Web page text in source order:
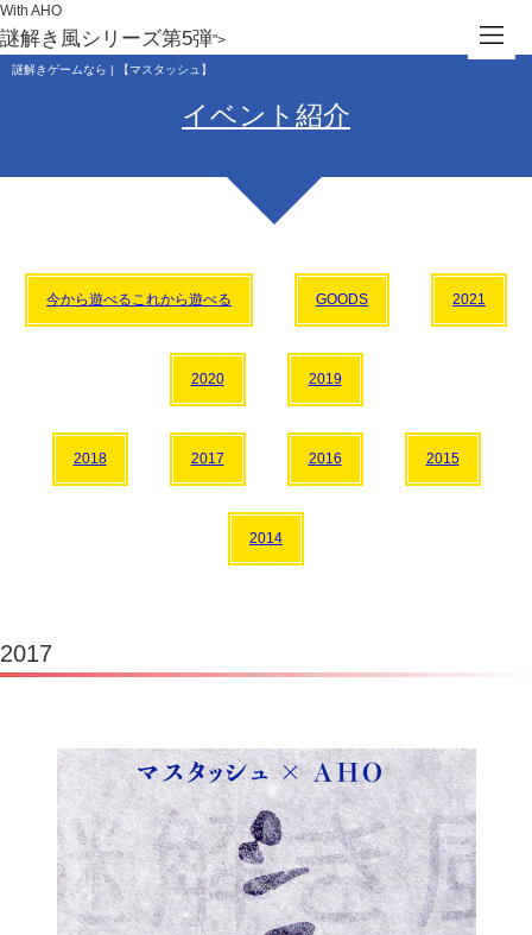
With AHO
謎解き風シリーズ第5弾">
謎解きゲームなら | 【マスタッシュ】
イベント紹介
今から遊べるこれから遊べる GOODS 2021
2020 2019
2018 2017 2016 2015
2014
2017